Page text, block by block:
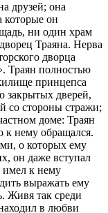
друзей; она
которые он
ни один храм
Траяна. Нерва
дворца
полностью
принцепса
закрытых дверей,
со стороны стражи;
доме: Траян
к нему обращался.
о которых ему
он даже вступал
имел к нему
выражать ему
Живя так среди
в любви